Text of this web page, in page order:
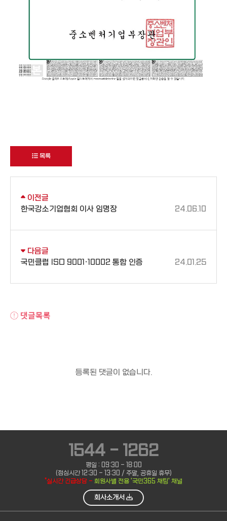
목록
이전글
한국강소기업협회 이사 임명장
24.06.10
다음글
국민클럽 ISO 9001·10002 통합 인증
24.01.25
댓글목록
등록된 댓글이 없습니다.
1544 - 1262
평일 : 09:30 - 18:00
(점심시간 12:30 - 13:30 / 주말, 공휴일 휴무)
*실시간 긴급상담 - 회원사별 전용 '국민365 채팅' 채널
회사소개서